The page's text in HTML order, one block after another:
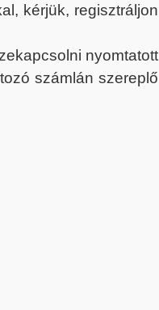
kérjük, regisztráljon
nyomtatott
számlán szereplő